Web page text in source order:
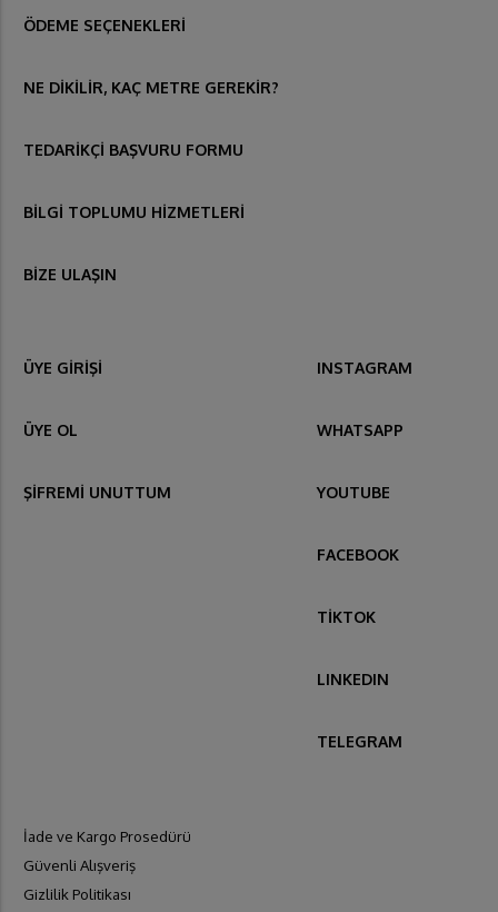
ÖDEME SEÇENEKLERİ
NE DİKİLİR, KAÇ METRE GEREKİR?
TEDARİKÇİ BAŞVURU FORMU
BİLGİ TOPLUMU HİZMETLERİ
BİZE ULAŞIN
ÜYE GİRİŞİ
ÜYE OL
ŞİFREMİ UNUTTUM
INSTAGRAM
WHATSAPP
YOUTUBE
FACEBOOK
TİKTOK
LINKEDIN
TELEGRAM
İade ve Kargo Prosedürü
Güvenli Alışveriş
Gizlilik Politikası